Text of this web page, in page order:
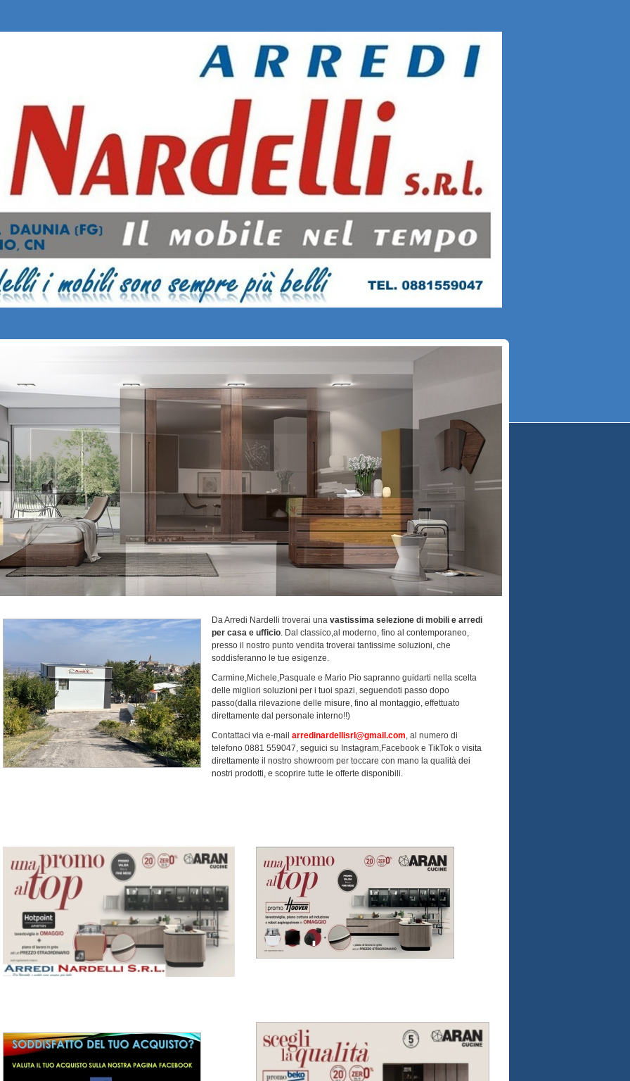
Da Arredi Nardelli troverai una vastissima selezione di mobili e arredi
per casa e ufficio. Dal classico,al moderno, fino al contemporaneo,
presso il nostro punto vendita troverai tantissime soluzioni, che
soddisferanno le tue esigenze.
Carmine,Michele,Pasquale e Mario Pio sapranno guidarti nella scelta
delle migliori soluzioni per i tuoi spazi, seguendoti passo dopo
passo(dalla rilevazione delle misure, fino al montaggio, effettuato
direttamente dal personale interno!!)
Contattaci via e-mail arredinardellisrl@gmail.com, al numero di
telefono 0881 559047, seguici su Instagram,Facebook e TikTok o visita
direttamente il nostro showroom per toccare con mano la qualità dei
nostri prodotti, e scoprire tutte le offerte disponibili.